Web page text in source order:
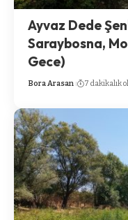
Ayvaz Dede
Saraybosna,
Gece)
Bora Arasan 7 dakikalık